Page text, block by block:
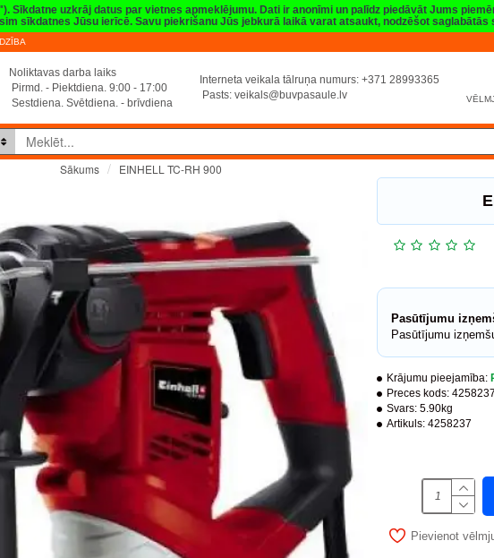
uzkrāj datus par vietnes apmeklējumu. Dati ir anonīmi un palīdz piedāvāt Jums
sīkdatnes Jūsu ierīcē. Savu piekrišanu Jūs jebkurā laikā varat atsaukt, nodzēšot saglabātās
Noliktavas darba laiks
Pirmd. - Piektdiena. 9:00 - 17:00
Sestdiena. Svētdiena. - brīvdiena
Interneta veikala tālruņa numurs: +371 28993365
Pasts: veikals@buvpasaule.lv
Sākums EINHELL TC-RH 900
Krājumu pieejamība:
Preces kods: 4258237
Svars: 5.90kg
Artikuls: 4258237
Pasūtījumu
Pasūtījumu
Pievienot